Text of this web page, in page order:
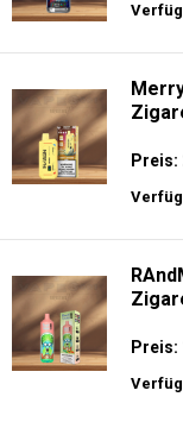
Preis:
Preis: